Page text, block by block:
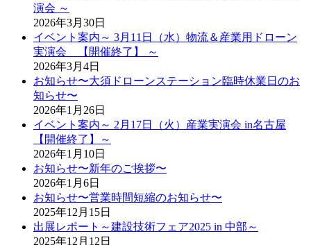
演会 ～
2026年3月30日
イベント案内～ 3月11日（水）物流＆産業用ドローン
実演会 【開催終了】 ～
2026年3月4日
お知らせ〜大須ドローンステーション臨時休業日のお
知らせ〜
2026年1月26日
イベント案内～ 2月17日（火）産業実演会 in名古屋
【開催終了】～
2026年1月10日
お知らせ〜新年のご挨拶〜
2026年1月6日
お知らせ〜営業時間短縮のお知らせ〜
2025年12月15日
出展レポート～建設技術フェア2025 in 中部～
2025年12月12日